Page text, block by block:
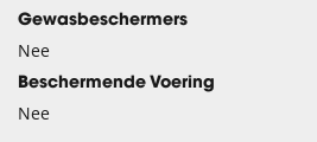
Gewasbeschermers
Nee
Beschermende Voering
Nee